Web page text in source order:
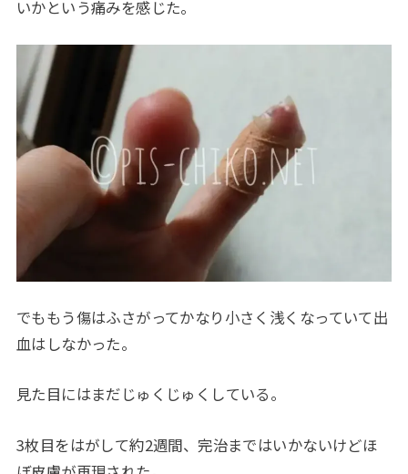
いかという痛みを感じた。
でももう傷はふさがってかなり小さく浅くなっていて出
血はしなかった。
見た目にはまだじゅくじゅくしている。
3枚目をはがして約2週間、完治まではいかないけどほ